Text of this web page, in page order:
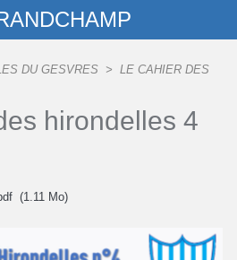
DU GESVRES > LE CAHIER DES
hirondelles 4
(1.11 Mo)